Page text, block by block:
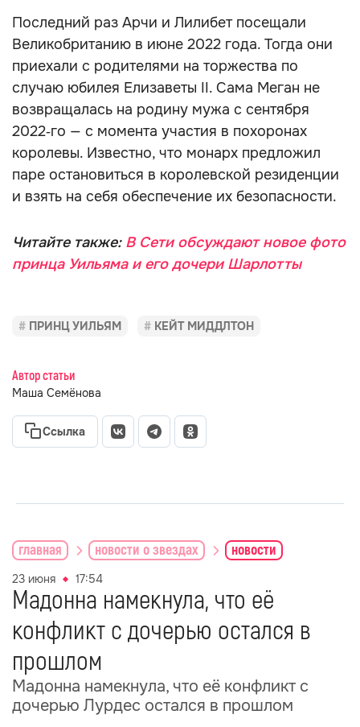
Последний раз Арчи и Лилибет посещали
Великобританию в июне 2022 года. Тогда они
приехали с родителями на торжества по
случаю юбилея Елизаветы II. Сама Меган не
возвращалась на родину мужа с сентября
2022‑го — с момента участия в похоронах
королевы. Известно, что монарх предложил
паре остановиться в королевской резиденции
и взять на себя обеспечение их безопасности.
Читайте также: В Сети обсуждают новое фото
принца Уильяма и его дочери Шарлотты
ПРИНЦ УИЛЬЯМ КЕЙТ МИДДЛТОН
Автор статьи
Маша Семёнова
Ссылка
главная новости о звездах новости
23 июня 17:54
Мадонна намекнула, что её
конфликт с дочерью остался в
прошлом
Мадонна намекнула, что её конфликт с
дочерью Лурдес остался в прошлом